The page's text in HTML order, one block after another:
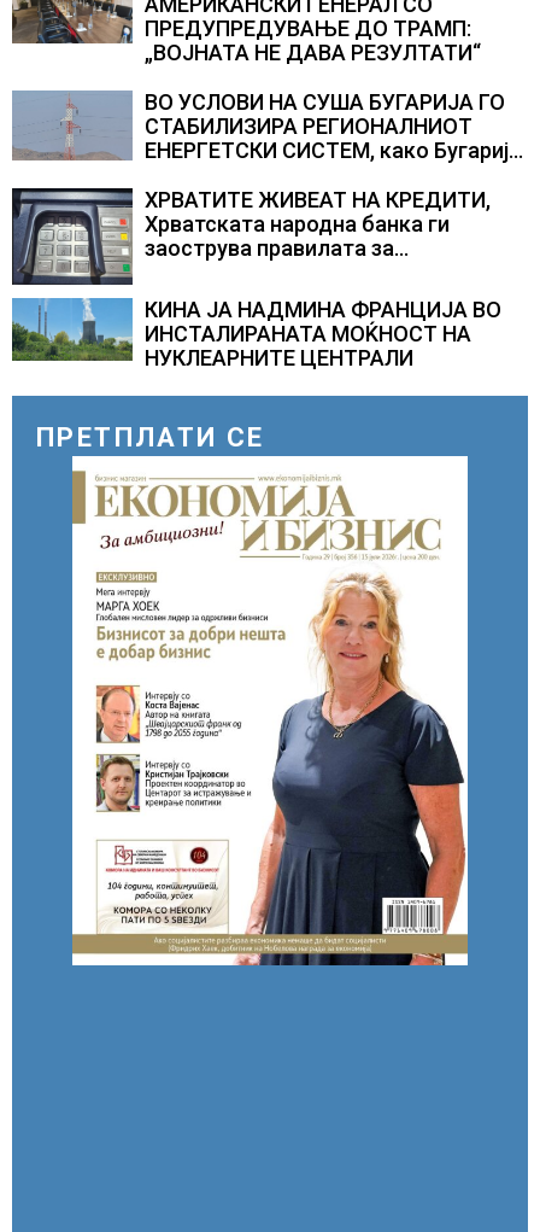
ПРЕДУПРЕДУВАЊЕ ДО ТРАМП:
„ВОЈНАТА НЕ ДАВА РЕЗУЛТАТИ“
ВО УСЛОВИ НА СУША БУГАРИЈА ГО
СТАБИЛИЗИРА РЕГИОНАЛНИОТ
ЕНЕРГЕТСКИ СИСТЕМ, како Бугарија
складирање на енергија од батерии
ХРВАТИТЕ ЖИВЕАТ НА КРЕДИТИ,
Хрватската народна банка ги
заострува правилата за
зголемени ризици во финансискиот
систем
КИНА ЈА НАДМИНА ФРАНЦИЈА ВО
ИНСТАЛИРАНАТА МОЌНОСТ НА
НУКЛЕАРНИТЕ ЦЕНТРАЛИ
ПРЕТПЛАТИ СЕ